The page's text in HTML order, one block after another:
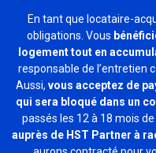
En tant que locataire-
obligations. Vous
logement tout en
responsable de l’entretien
Aussi, vous acceptez de
qui sera bloqué dans un
passés les 12 à 18 mois
auprès de HST Partner à